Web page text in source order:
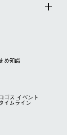
まめ知識
ロゴス イベント
タイムライン